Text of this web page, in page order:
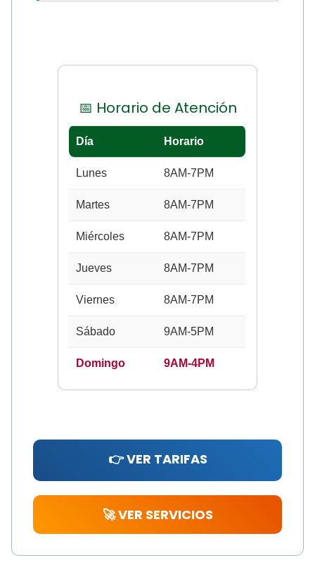
📅 Horario de Atención
Día Horario
Lunes 8AM-7PM
Martes 8AM-7PM
Miércoles 8AM-7PM
Jueves 8AM-7PM
Viernes 8AM-7PM
Sábado 9AM-5PM
Domingo 9AM-4PM
👉 VER TARIFAS
🚀 VER SERVICIOS